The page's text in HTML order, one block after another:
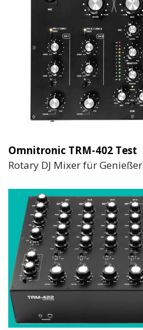
Omnitronic TRM-402 Test
Rotary DJ Mixer für Genießer